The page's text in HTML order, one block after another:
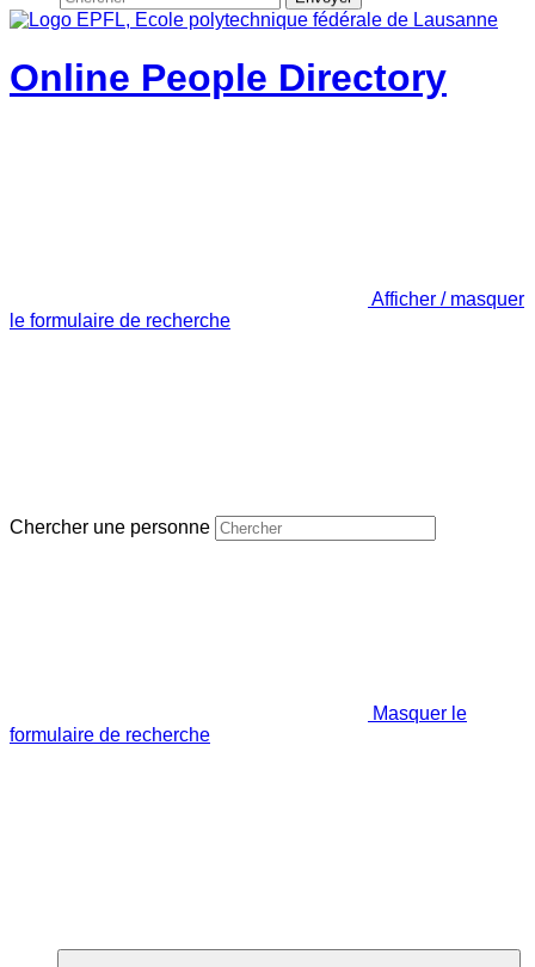
Online People Directory
Afficher / masquer
le formulaire de recherche
Chercher une personne
Masquer le
formulaire de recherche